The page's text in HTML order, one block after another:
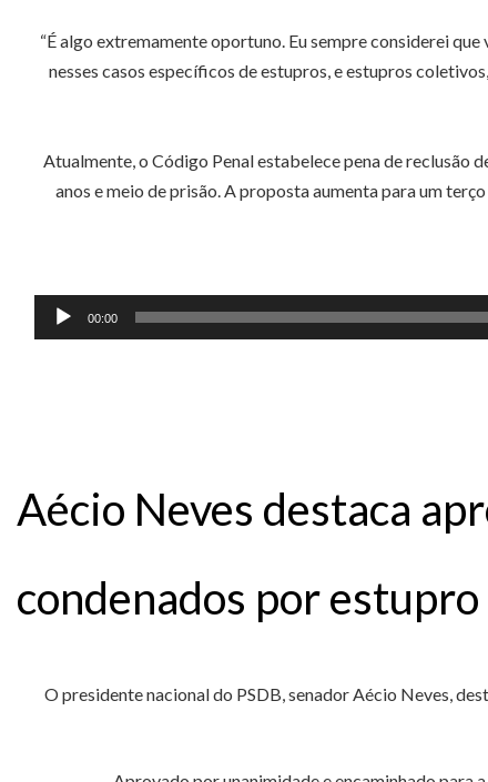
“É algo extremamente oportuno. Eu sempre considerei
nesses casos específicos de estupros, e estupros
Atualmente, o Código Penal estabelece pena de reclusão
anos e meio de prisão. A proposta aumenta para um
00:00
Aécio Neves destaca
condenados por
O presidente nacional do PSDB, senador Aécio Neves,